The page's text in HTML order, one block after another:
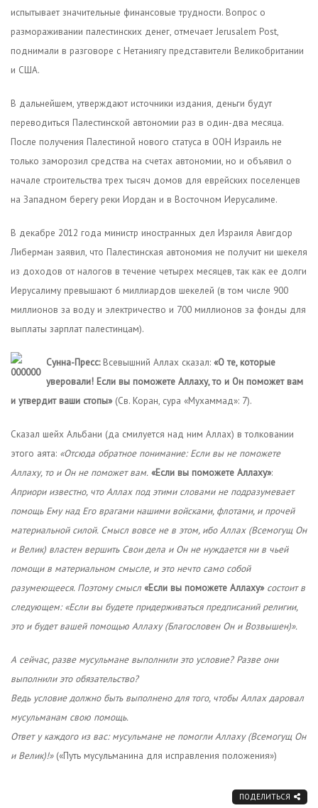
испытывает значительные финансовые трудности. Вопрос о
размораживании палестинских денег, отмечает Jerusalem Post,
поднимали в разговоре с Нетаниягу представители Великобритании
и США.
В дальнейшем, утверждают источники издания, деньги будут
переводиться Палестинской автономии раз в один-два месяца.
После получения Палестиной нового статуса в ООН Израиль не
только заморозил средства на счетах автономии, но и объявил о
начале строительства трех тысяч домов для еврейских поселенцев
на Западном берегу реки Иордан и в Восточном Иерусалиме.
В декабре 2012 года министр иностранных дел Израиля Авигдор
Либерман заявил, что Палестинская автономия не получит ни шекеля
из доходов от налогов в течение четырех месяцев, так как ее долги
Иерусалиму превышают 6 миллиардов шекелей (в том числе 900
миллионов за воду и электричество и 700 миллионов за фонды для
выплаты зарплат палестинцам).
Сунна-Пресс:Всевышний Аллах сказал: «О те, которые
уверовали! Если вы поможете Аллаху, то и Он поможет вам
и утвердит ваши стопы»(Св. Коран, сура «Мухаммад»: 7).
Сказал шейх Альбани (да смилуется над ним Аллах) в толковании
этого аята: «Отсюда обратное понимание: Если вы не поможете
Аллаху, то и Он не поможет вам. «Если вы поможете Аллаху»:
Априори известно, что Аллах под этими словами не подразумевает
помощь Ему над Его врагами нашими войсками, флотами, и прочей
материальной силой. Смысл вовсе не в этом, ибо Аллах (Всемогущ Он
и Велик) властен вершить Свои дела и Он не нуждается ни в чьей
помощи в материальном смысле, и это нечто само собой
разумеющееся. Поэтому смысл«Если вы поможете Аллаху» состоит в
следующем: «Если вы будете придерживаться предписаний религии,
это и будет вашей помощью Аллаху (Благословен Он и Возвышен)».
А сейчас, разве мусульмане выполнили это условие? Разве они
выполнили это обязательство?
Ведь условие должно быть выполнено для того, чтобы Аллах даровал
мусульманам свою помощь.
Ответ у каждого из вас: мусульмане не помогли Аллаху (Всемогущ Он
и Велик)!»(«Путь мусульманина для исправления положения»)
ПОДЕЛИТЬСЯ